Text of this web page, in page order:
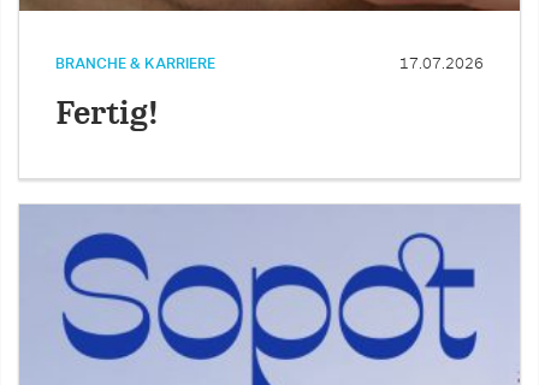
BRANCHE & KARRIERE 17.07.2026
Fertig!